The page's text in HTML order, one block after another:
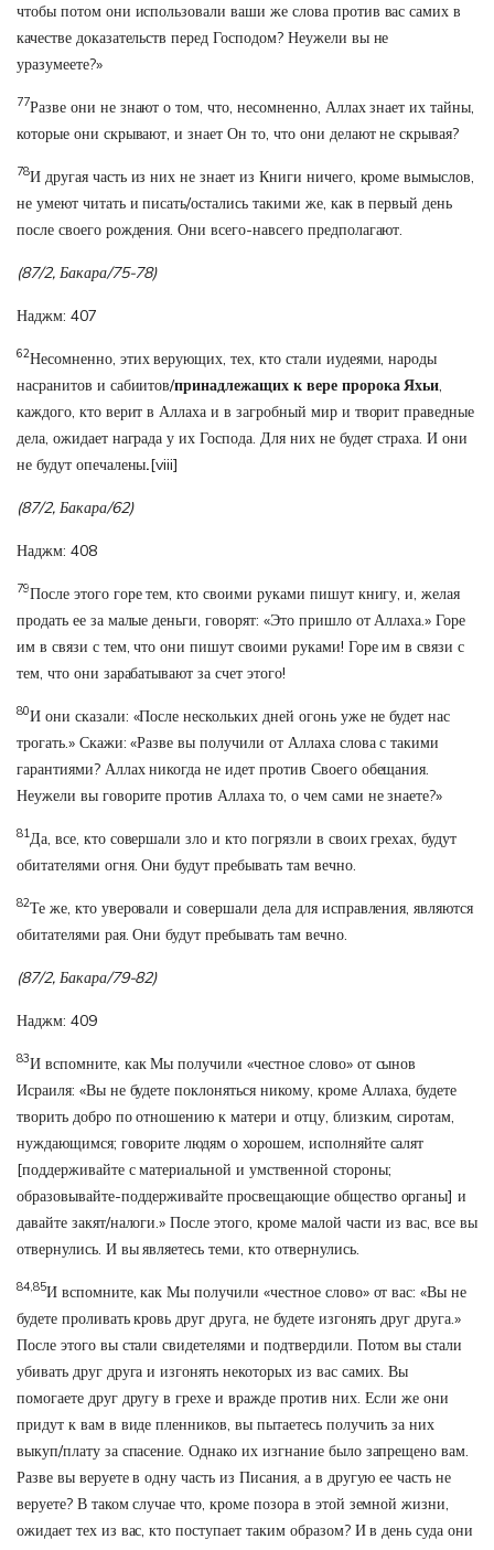
чтобы потом они использовали ваши же слова против вас самих в
качестве доказательств перед Господом? Неужели вы не
уразумеете?»
77Разве они не знают о том, что, несомненно, Аллах знает их тайны,
которые они скрывают, и знает Он то, что они делают не скрывая?
78И другая часть из них не знает из Книги ничего, кроме вымыслов,
не умеют читать и писать/остались такими же, как в первый день
после своего рождения. Они всего-навсего предполагают.
(87/2, Бакара/75-78)
Наджм: 407
62Несомненно, этих верующих, тех, кто стали иудеями, народы
насранитов и сабиитов/принадлежащих к вере пророка Яхьи,
каждого, кто верит в Аллаха и в загробный мир и творит праведные
дела, ожидает награда у их Господа. Для них не будет страха. И они
не будут опечалены.[viii]
(87/2, Бакара/62)
Наджм: 408
79После этого горе тем, кто своими руками пишут книгу, и, желая
продать ее за малые деньги, говорят: «Это пришло от Аллаха.» Горе
им в связи с тем, что они пишут своими руками! Горе им в связи с
тем, что они зарабатывают за счет этого!
80И они сказали: «После нескольких дней огонь уже не будет нас
трогать.» Скажи: «Разве вы получили от Аллаха слова с такими
гарантиями? Аллах никогда не идет против Своего обещания.
Неужели вы говорите против Аллаха то, о чем сами не знаете?»
81Да, все, кто совершали зло и кто погрязли в своих грехах, будут
обитателями огня. Они будут пребывать там вечно.
82Те же, кто уверовали и совершали дела для исправления, являются
обитателями рая. Они будут пребывать там вечно.
(87/2, Бакара/79-82)
Наджм: 409
83И вспомните, как Мы получили «честное слово» от сынов
Исраиля: «Вы не будете поклоняться никому, кроме Аллаха, будете
творить добро по отношению к матери и отцу, близким, сиротам,
нуждающимся; говорите людям о хорошем, исполняйте салят
[поддерживайте с материальной и умственной стороны;
образовывайте-поддерживайте просвещающие общество органы] и
давайте закят/налоги.» После этого, кроме малой части из вас, все вы
отвернулись. И вы являетесь теми, кто отвернулись.
84,85И вспомните, как Мы получили «честное слово» от вас: «Вы не
будете проливать кровь друг друга, не будете изгонять друг друга.»
После этого вы стали свидетелями и подтвердили. Потом вы стали
убивать друг друга и изгонять некоторых из вас самих. Вы
помогаете друг другу в грехе и вражде против них. Если же они
придут к вам в виде пленников, вы пытаетесь получить за них
выкуп/плату за спасение. Однако их изгнание было запрещено вам.
Разве вы веруете в одну часть из Писания, а в другую ее часть не
веруете? В таком случае что, кроме позора в этой земной жизни,
ожидает тех из вас, кто поступает таким образом? И в день суда они